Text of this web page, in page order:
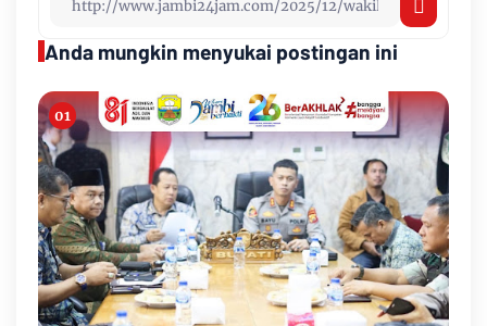
Anda mungkin menyukai postingan ini